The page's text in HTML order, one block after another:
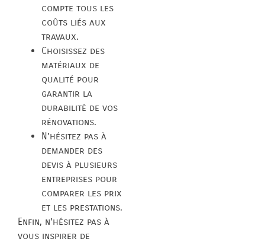
compte tous les
coûts liés aux
travaux.
Choisissez des
matériaux de
qualité pour
garantir la
durabilité de vos
rénovations.
N’hésitez pas à
demander des
devis à plusieurs
entreprises pour
comparer les prix
et les prestations.
Enfin, n’hésitez pas à
vous inspirer de